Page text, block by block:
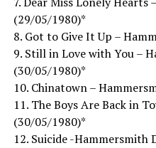
(29/05/1980)*
8. Got to Give It Up –
9. Still in Love with You –
(30/05/1980)*
10. Chinatown –
11. The Boys Are Back in
(30/05/1980)*
12. Suicide -Hammersmith